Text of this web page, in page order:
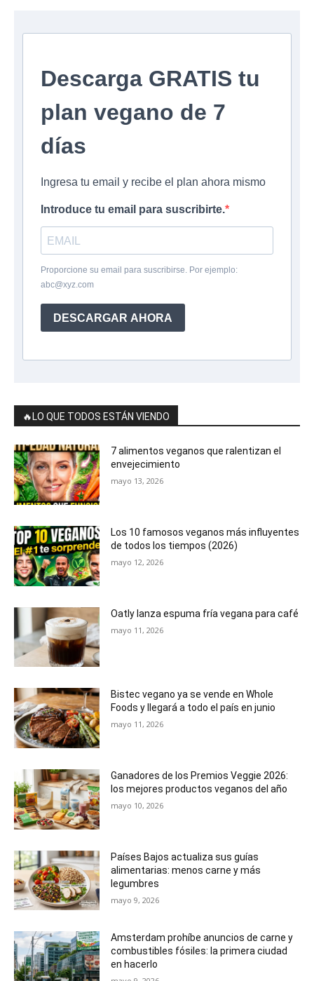
Descarga GRATIS tu
plan vegano de 7
días
Ingresa tu email y recibe el plan ahora mismo
Introduce tu email para suscribirte.
Proporcione su email para suscribirse. Por ejemplo:
abc@xyz.com
DESCARGAR AHORA
🔥LO QUE TODOS ESTÁN VIENDO
7 alimentos veganos que ralentizan el
envejecimiento
mayo 13, 2026
Los 10 famosos veganos más influyentes
de todos los tiempos (2026)
mayo 12, 2026
Oatly lanza espuma fría vegana para café
mayo 11, 2026
Bistec vegano ya se vende en Whole
Foods y llegará a todo el país en junio
mayo 11, 2026
Ganadores de los Premios Veggie 2026:
los mejores productos veganos del año
mayo 10, 2026
Países Bajos actualiza sus guías
alimentarias: menos carne y más
legumbres
mayo 9, 2026
Amsterdam prohíbe anuncios de carne y
combustibles fósiles: la primera ciudad
en hacerlo